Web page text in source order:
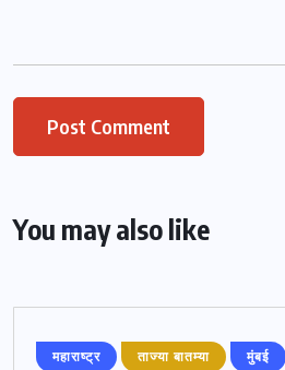
You may also like
महाराष्ट्र ताज्या बातम्या मुंबई